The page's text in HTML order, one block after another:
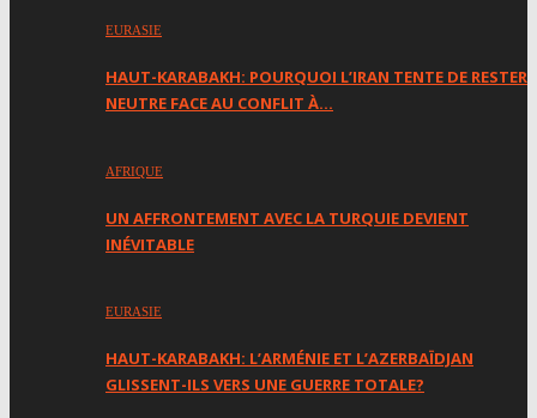
EURASIE
HAUT-KARABAKH: POURQUOI L’IRAN TENTE DE RESTER
NEUTRE FACE AU CONFLIT À…
AFRIQUE
UN AFFRONTEMENT AVEC LA TURQUIE DEVIENT
INÉVITABLE
EURASIE
HAUT-KARABAKH: L’ARMÉNIE ET L’AZERBAÏDJAN
GLISSENT-ILS VERS UNE GUERRE TOTALE?